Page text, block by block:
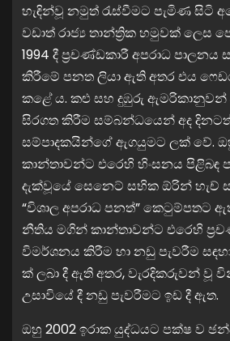
හැඳින්වූ නමුත් රැස්වීමට පැමිණ සිටි
වඩාත් රාජ්‍ය තාන්ත්‍රික හමුවක් ලෙස
1994 දී ප්‍රචණ්ඩකාරී අපරාධ
කිරීමේ පනත ලියා ඇති අතර එය
කළේ ය. කළු සහ දුඹුරු ඇමරිකානුවන්
සිරගත කිරීම සම්බන්ධයෙන් අද
සම්පාදකයින්ගේ ඇගයුමට ලක් වේ. ඔහු
කාන්තාවන්ට එරෙහි හිංසනය පිළිබඳ
දැක්වූයේ සෙනෙට් සභික ඕරින් හැච්
“විශාල අපරාධ පනත්” කෙටුම්පතට
නීතිය මගින් කාන්තාවන්ට එරෙහි
විමර්ශනය කිරීම හා නඩු පැවරීම
ක් ලබා දී ඇති අතර, වැරදිකරුවන් වූ
උසාවියේ දී නඩු පැවරීමට ඉඩ දී ඇත.
ඔහු 2002 ඉරාක යුද්ධයට පක්ෂ ව